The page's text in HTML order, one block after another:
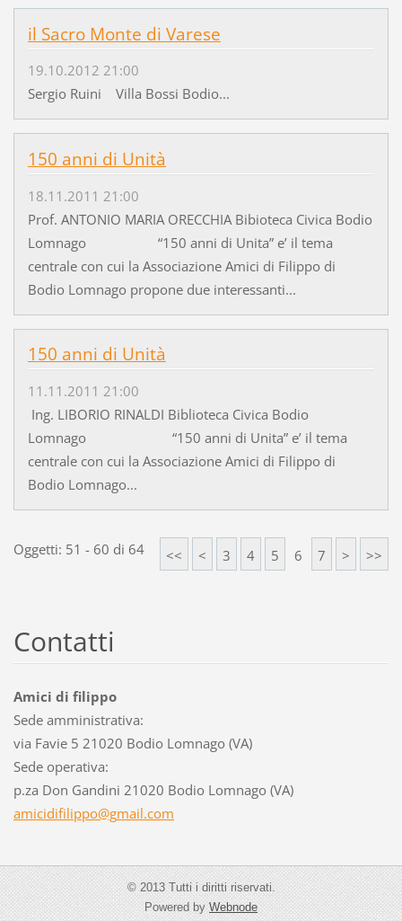
il Sacro Monte di Varese
19.10.2012 21:00
Sergio Ruini Villa Bossi Bodio...
150 anni di Unità
18.11.2011 21:00
Prof. ANTONIO MARIA ORECCHIA Bibioteca Civica Bodio
Lomnago “150 anni di Unita” e’ il tema
centrale con cui la Associazione Amici di Filippo di
Bodio Lomnago propone due interessanti...
150 anni di Unità
11.11.2011 21:00
Ing. LIBORIO RINALDI Biblioteca Civica Bodio
Lomnago “150 anni di Unita” e’ il tema
centrale con cui la Associazione Amici di Filippo di
Bodio Lomnago...
Oggetti: 51 - 60 di 64 << < 3 4 5 6 7 > >>
Contatti
Amici di filippo
Sede amministrativa:
via Favie 5 21020 Bodio Lomnago (VA)
Sede operativa:
p.za Don Gandini 21020 Bodio Lomnago (VA)
amicidifilippo@gmail.com
© 2013 Tutti i diritti riservati.
Powered byWebnode